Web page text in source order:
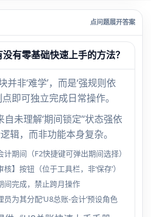
有零基础快速上手的方法？
并非‘难学’，而是‘强规则依
即可独立完成日常操作。
未理解‘期间锁定’‘状态强依
辑，而非功能本身复杂。
期间（F2快捷键可弹出期间选择）
】按钮（位于工具栏，非‘保存’）
间完成，禁止跨月操作
为其分配‘U8总账-会计’预设角色